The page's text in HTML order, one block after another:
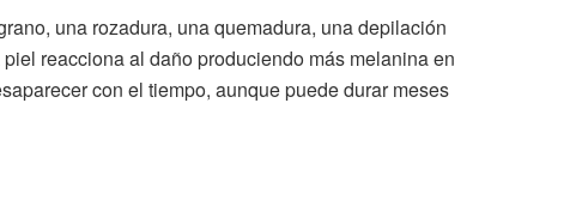
una rozadura, una quemadura, una depilación
reacciona al daño produciendo más melanina en
con el tiempo, aunque puede durar meses